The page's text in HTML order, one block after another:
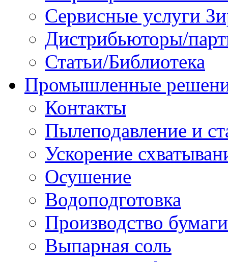
Сервисные услуги
Дистрибьюторы/
Статьи/Библиотека
Промышленные
Контакты
Пылеподавление и
Ускорение
Осушение
Водоподготовка
Производство бумаги
Выпарная соль